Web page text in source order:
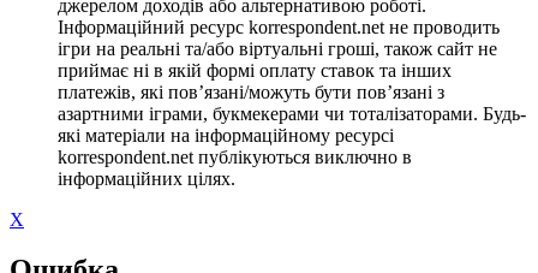
джерелом доходів або альтернативою роботі.
Інформаційний ресурс korrespondent.net не проводить
ігри на реальні та/або віртуальні гроші, також сайт не
приймає ні в якій формі оплату ставок та інших
платежів, які пов’язані/можуть бути пов’язані з
азартними іграми, букмекерами чи тоталізаторами. Будь-
які матеріали на інформаційному ресурсі
korrespondent.net публікуються виключно в
інформаційних цілях.
X